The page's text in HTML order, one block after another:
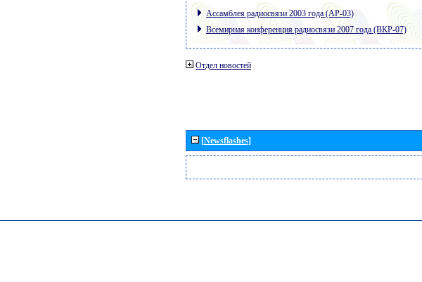
Ассамблея радиосвязи 2003 года (АР-03)
Всемирная конференция радиосвязи 2007 года (ВКР-07)
Отдел новостей
[Newsflashes]